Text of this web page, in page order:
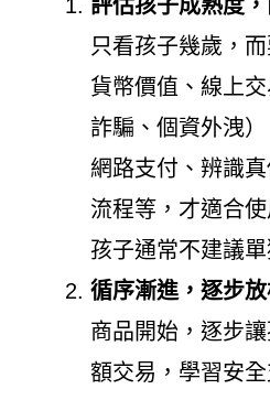
評估孩子成熟度
只看孩子幾歲，
貨幣價值、線上
詐騙、個資外洩
網路支付、辨識
流程等，才適合
孩子通常不建議單
循序漸進，逐步放
商品開始，逐步
額交易，學習安